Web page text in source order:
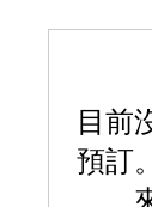
目前
預訂